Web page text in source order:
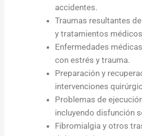
accidentes.
Traumas resultantes
y tratamientos
Enfermedades
con estrés y trauma.
Preparación y
intervenciones
Problemas de
incluyendo disfunción
Fibromialgia y otros